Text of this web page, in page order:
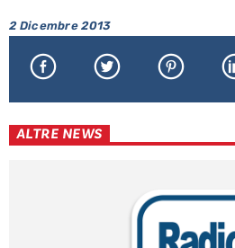
2 Dicembre 2013
ALTRE NEWS